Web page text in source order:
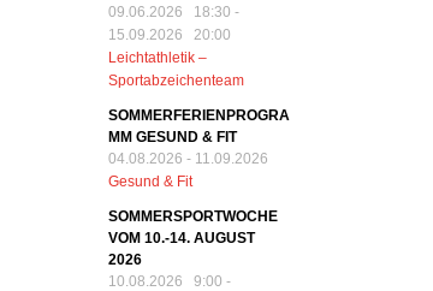
09.06.2026 18:30 -
15.09.2026 20:00
Leichtathletik –
Sportabzeichenteam
SOMMERFERIENPROGRA
MM GESUND & FIT
04.08.2026 - 11.09.2026
Gesund & Fit
SOMMERSPORTWOCHE
VOM 10.-14. AUGUST
2026
10.08.2026 9:00 -